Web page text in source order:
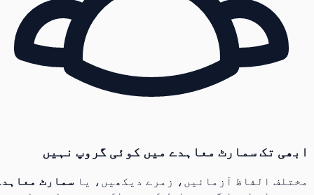
ابھی تک سمارٹ معاہدے میں کوئی گروپ نہیں
مختلف الفاظ آزمائیں، زمرے دیکھیں، یا سمارٹ معاہدے